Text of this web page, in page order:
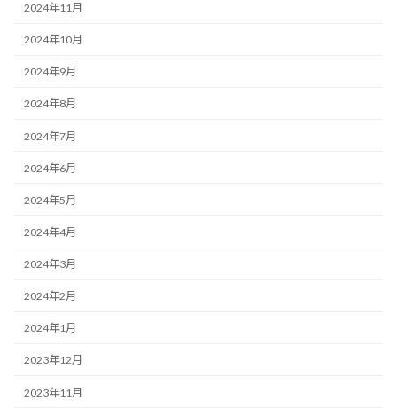
2024年11月
2024年10月
2024年9月
2024年8月
2024年7月
2024年6月
2024年5月
2024年4月
2024年3月
2024年2月
2024年1月
2023年12月
2023年11月